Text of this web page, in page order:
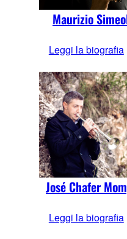
Maurizio
Leggi la biografia
José Chafer
Leggi la biografia